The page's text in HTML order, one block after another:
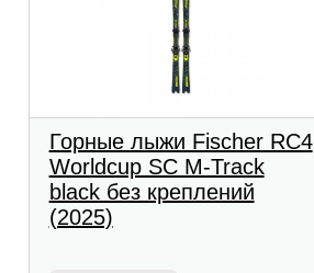
Горные лыжи Fischer RC4
Worldcup SC M-Track
black без креплений
(2025)